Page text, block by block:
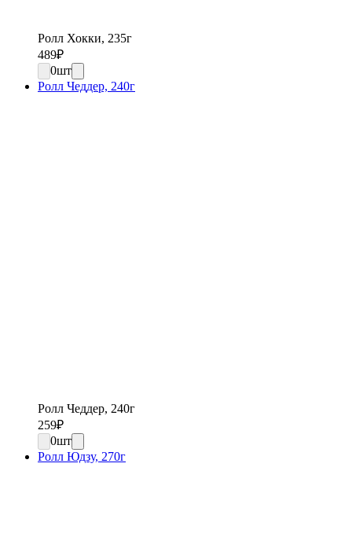
Ролл Хокки, 235г
489₽
0шт
Ролл Чеддер, 240г
Ролл Чеддер, 240г
259₽
0шт
Ролл Юдзу, 270г